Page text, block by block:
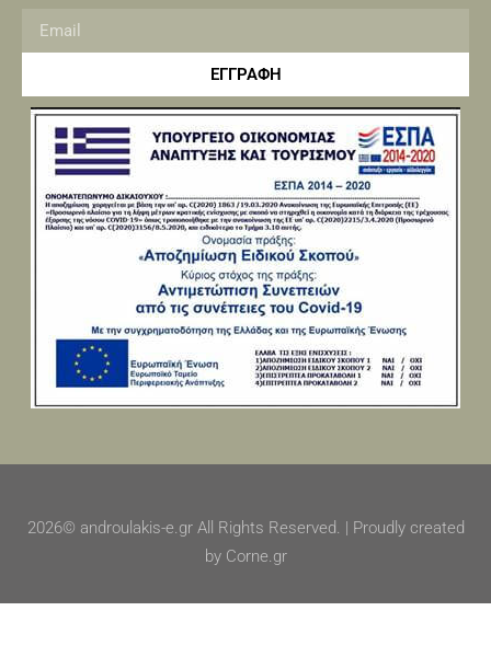
ΕΓΓΡΑΦΗ
2026© androulakis-e.gr All Rights Reserved. | Proudly created
by Corne.gr